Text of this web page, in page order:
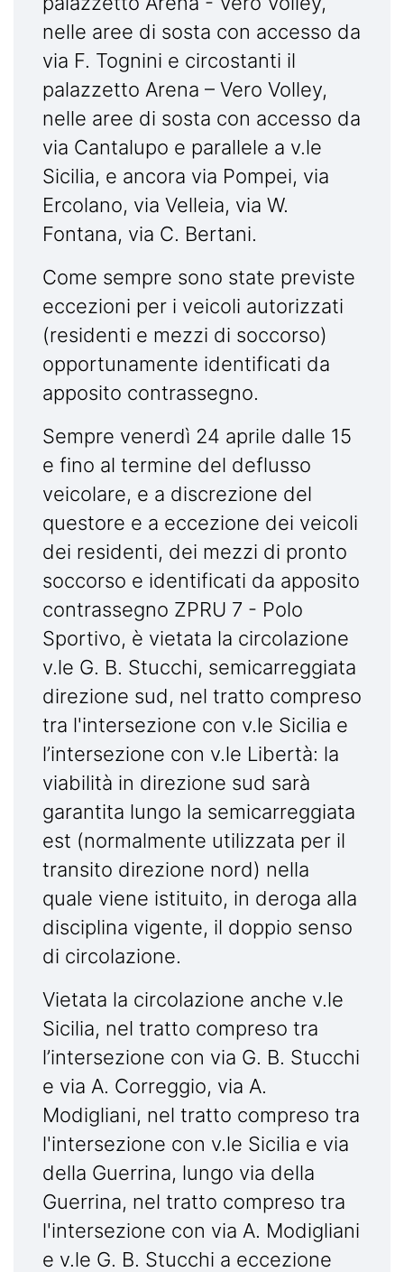
nelle aree di sosta con accesso da
via F. Tognini e circostanti il
palazzetto Arena – Vero Volley,
nelle aree di sosta con accesso da
via Cantalupo e parallele a v.le
Sicilia, e ancora via Pompei, via
Ercolano, via Velleia, via W.
Fontana, via C. Bertani.
Come sempre sono state previste
eccezioni per i veicoli autorizzati
(residenti e mezzi di soccorso)
opportunamente identificati da
apposito contrassegno.
Sempre venerdì 24 aprile dalle 15
e fino al termine del deflusso
veicolare, e a discrezione del
questore e a eccezione dei veicoli
dei residenti, dei mezzi di pronto
soccorso e identificati da apposito
contrassegno ZPRU 7 - Polo
Sportivo, è vietata la circolazione
v.le G. B. Stucchi, semicarreggiata
direzione sud, nel tratto compreso
tra l'intersezione con v.le Sicilia e
l’intersezione con v.le Libertà: la
viabilità in direzione sud sarà
garantita lungo la semicarreggiata
est (normalmente utilizzata per il
transito direzione nord) nella
quale viene istituito, in deroga alla
disciplina vigente, il doppio senso
di circolazione.
Vietata la circolazione anche v.le
Sicilia, nel tratto compreso tra
l’intersezione con via G. B. Stucchi
e via A. Correggio, via A.
Modigliani, nel tratto compreso tra
l'intersezione con v.le Sicilia e via
della Guerrina, lungo via della
Guerrina, nel tratto compreso tra
l'intersezione con via A. Modigliani
e v.le G. B. Stucchi a eccezione